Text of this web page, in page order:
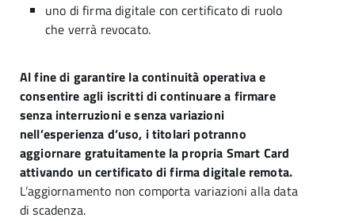
uno di firma digitale con certificato di ruolo
che verrà revocato.
Al fine di garantire la continuità operativa e
consentire agli iscritti di continuare a firmare
senza interruzioni e senza variazioni
nell’esperienza d’uso, i titolari potranno
aggiornare gratuitamente la propria Smart Card
attivando un certificato di firma digitale remota.
L’aggiornamento non comporta variazioni alla data
di scadenza.